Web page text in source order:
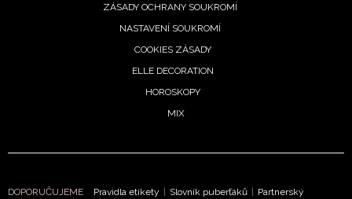
ZÁSADY OCHRANY SOUKROMÍ
NASTAVENÍ SOUKROMÍ
COOKIES ZÁSADY
ELLE DECORATION
HOROSKOPY
MIX
DOPORUČUJEME Pravidla etikety | Slovník puberťáků | Partnerský